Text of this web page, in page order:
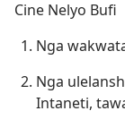
Cine Nelyo Bufi
Nga
Nga
Intaneti,